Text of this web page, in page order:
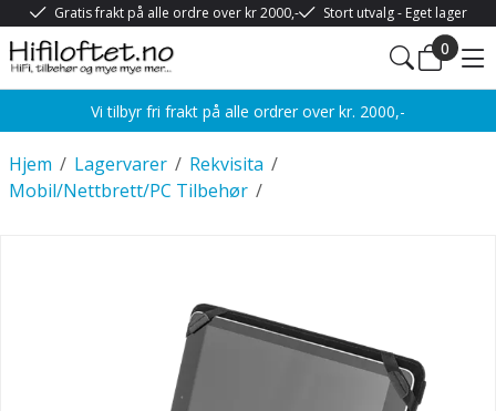
Gratis frakt på alle ordre over kr 2000,- Stort utvalg - Eget lager
0
Vi tilbyr fri frakt på alle ordrer over kr. 2000,-
/
Hjem /
Lagervarer /
Rekvisita
/
Mobil/Nettbrett/PC Tilbehør